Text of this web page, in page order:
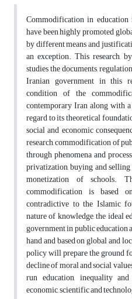
Commodification in
have been highly promoted
by different means and
an exception. This research,
studies the documents,
Iranian government in this
condition of the
contemporary Iran along with
regard to its theoretical
social and economic
research, commodification of
through phenomena and
privatization, buying and
monetization of schools.
commodification is based
contradictive to the Islamic
nature of knowledge, the ideal
government in public education
hand and based on global and
policy will prepare the ground
decline of moral and social
run education, inequality
economic, scientific and